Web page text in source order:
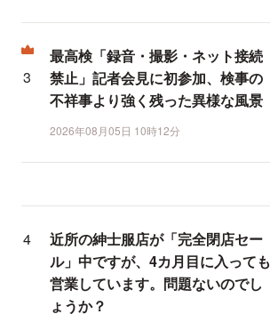
最高検「録音・撮影・ネット接続
禁止」記者会見に初参加、検事の
不祥事より強く残った異様な風景
2026年08月05日 10時12分
近所の紳士服店が「完全閉店セー
ル」中ですが、4カ月目に入っても
営業しています。問題ないのでし
ょうか？